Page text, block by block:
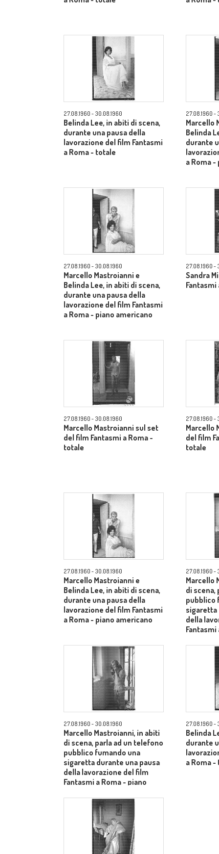
27.08.1960 - 30.08.1960
Belinda Lee, in abiti di scena,
durante una pausa della
lavorazione del film Fantasmi
a Roma - totale
27.08.1960 -
Marcello
Belinda
durante
a Roma
27.08.1960 - 30.08.1960
Marcello Mastroianni e
Belinda Lee, in abiti di scena,
durante una pausa della
lavorazione del film Fantasmi
a Roma - piano americano
27.08.1960 -
Sandra
27.08.1960 - 30.08.1960
Marcello Mastroianni sul set
del film Fantasmi a Roma -
totale
27.08.1960 -
Marcello
del film
totale
27.08.1960 - 30.08.1960
Marcello Mastroianni e
Belinda Lee, in abiti di scena,
durante una pausa della
lavorazione del film Fantasmi
a Roma - piano americano
27.08.1960 -
Marcello
di scena,
pubblico
sigaretta
della
Fantasmi
27.08.1960 - 30.08.1960
Marcello Mastroianni, in abiti
di scena, parla ad un telefono
pubblico fumando una
sigaretta durante una pausa
della lavorazione del film
Fantasmi a Roma - piano
27.08.1960 -
Belinda
durante
a Roma